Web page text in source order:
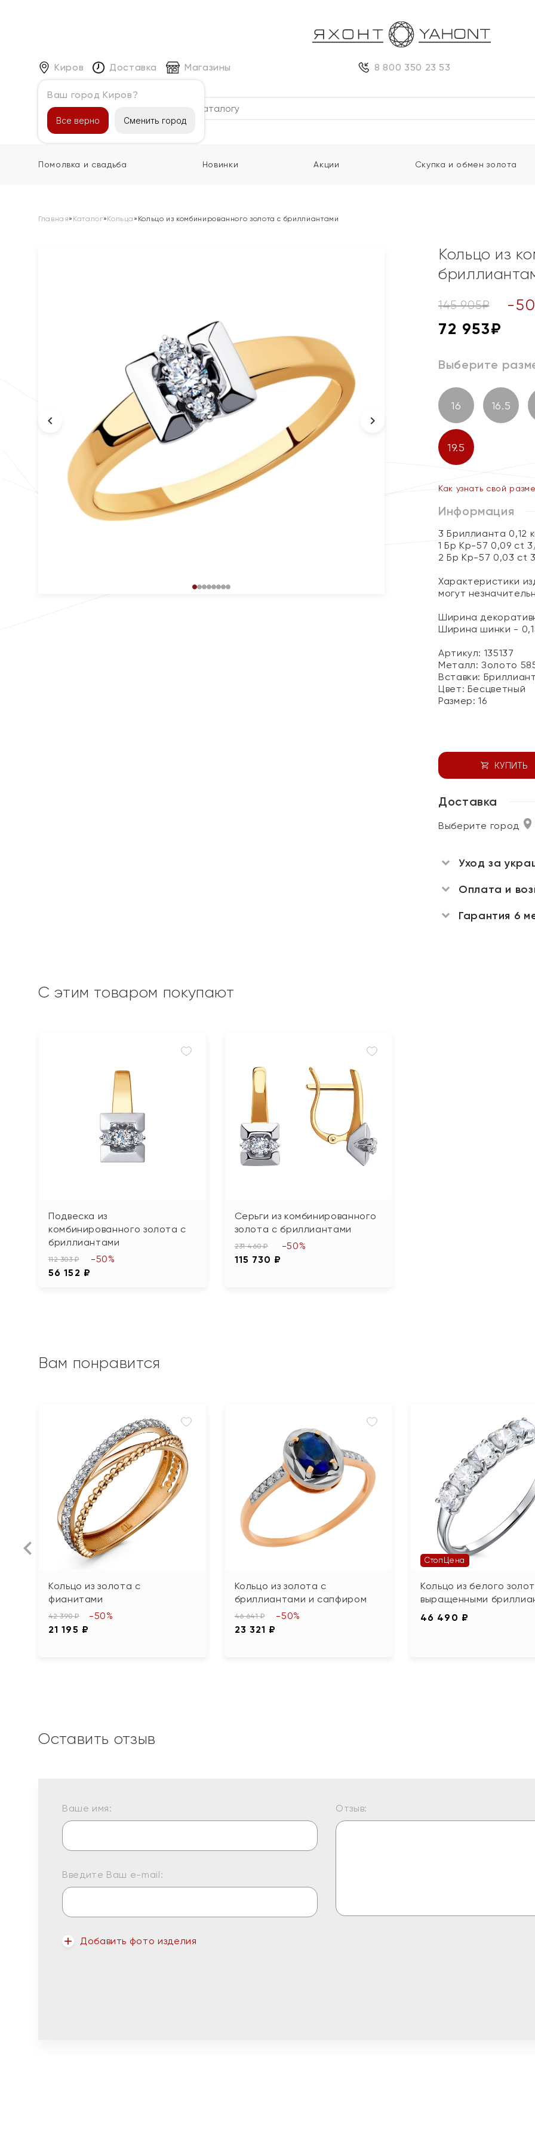
Киров
Ваш город Киров?
Все верно Сменить город
Доставка Магазины 8 800 350 23 53
Каталог
Помолвка и свадьба Новинки Акции Скупка и обмен золота
Главная» Каталог»Кольца » Кольцо из комбинированного золота с бриллиантами
Кольцо из
145 905₽ -50
72 953₽
Выберите
16 16.5
19.5
Как узнать свой
Информация
3 Бриллианта 0,12
1 Бр Кр-57 0,09 ct
2 Бр Кр-57 0,03 ct
Характеристики
могут
Ширина
Ширина шинки -
Артикул: 135137
Металл:Золото
Вставки: Бриллиант
Цвет: Бесцветный
Размер:16
КУПИТЬ
Доставка
Выберите город
Уход за
Оплата и
Гарантия 6
С этим товаром покупают
Подвеска из
комбинированного золота с
бриллиантами
112 303 ₽
56 152 ₽
-50%
Серьги из комбинированного
золота с бриллиантами
231 460 ₽
115 730 ₽
-50%
Вам понравится
Кольцо из золота с
фианитами
42 390 ₽
21 195 ₽
-50%
Кольцо из золота с
бриллиантами и сапфиром
46 641 ₽
23 321 ₽
-50%
СтопЦена
Кольцо из белого
выращенными
46 490 ₽
Оставить отзыв
Ваше имя:
Введите Ваш e-mail:
Добавить фото изделия
Отзыв: